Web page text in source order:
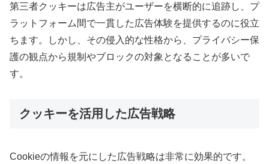
第三者クッキーは広告主がユーザーを横断的に追跡し、プ
ラットフォーム間で一貫した広告体験を提供するのに役立
ちます。しかし、その侵入的な性格から、プライバシー保
護の観点から規制やブロックの対象となることが多いで
す。
クッキーを活用した広告戦略
Cookieの情報を元にした広告戦略は非常に効果的です。